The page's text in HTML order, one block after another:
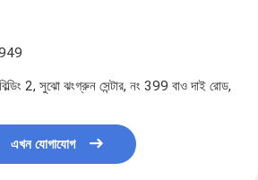
2, সুঝো ঝংগ্রুন সেন্টার, নং 399 বাও দাই রোড,
এখন যোগাযোগ